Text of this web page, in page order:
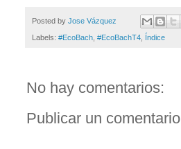
Posted by Jose Vázquez
Labels: #EcoBach #EcoBachT4 Índice
No hay comentarios:
Publicar un comentario